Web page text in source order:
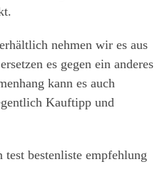
nehmen wir es aus
es gegen ein anderes
kann es auch
Kauftipp und